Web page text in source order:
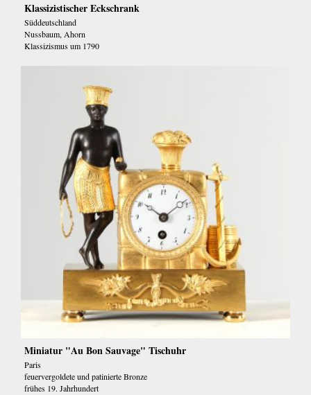
Klassizistischer Eckschrank
Süddeutschland
Nussbaum, Ahorn
Klassizismus um 1790
Miniatur "Au Bon Sauvage" Tischuhr
Paris
feuervergoldete und patinierte Bronze
frühes 19. Jahrhundert